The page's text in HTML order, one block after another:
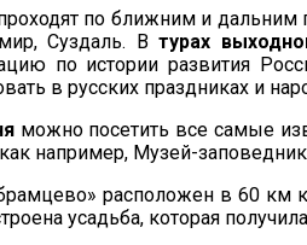
по ближним и дальним
Суздаль. Втурах
по истории развития
в русских праздниках и
можно посетить все самые
например, Музей-
расположен в 60 км
усадьба, которая